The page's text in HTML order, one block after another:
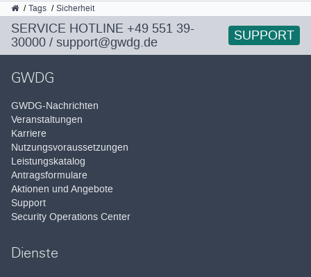
GWDG
Tags Sicherheit
SERVICE HOTLINE +49 551 39-
30000 / support@gwdg.de SUPPORT
GWDG
GWDG-Nachrichten
Veranstaltungen
Karriere
Nutzungsvoraussetzungen
Leistungskatalog
Antragsformulare
Aktionen und Angebote
Support
Security Operations Center
Dienste